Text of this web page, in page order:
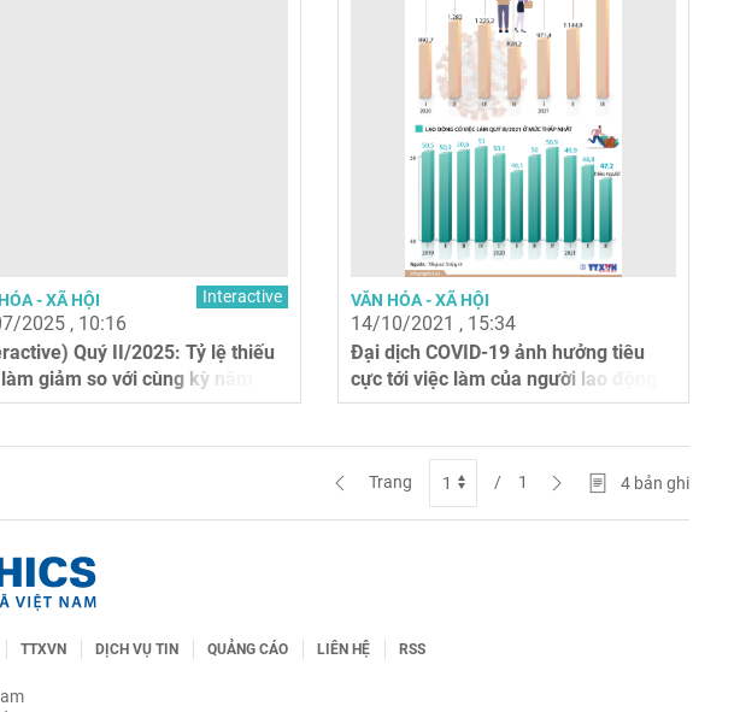
- XÃ HỘI Interactive
2025 , 10:16
Quý II/2025: Tỷ lệ thiếu
giảm so với cùng kỳ năm
VĂN HÓA - XÃ HỘI
14/10/2021 , 15:34
Đại dịch COVID-19 ảnh hưởng tiêu
cực tới việc làm của người lao động
Trang / 1 4 bản ghi
TTXVN DỊCH VỤ TIN QUẢNG CÁO LIÊN HỆ RSS